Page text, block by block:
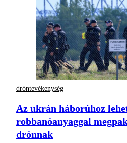
dróntevékenység
Az ukrán háborúhoz
robbanóanyaggal
drónnak